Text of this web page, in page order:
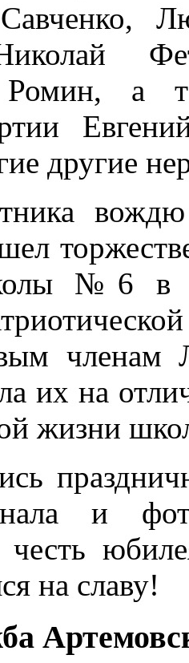
Ромин, а
другие
№6 в
членам
их на
жизни
и
на славу!